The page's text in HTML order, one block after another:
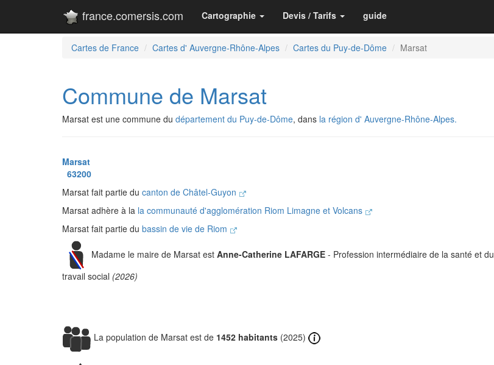
france.comersis.com Cartographie Devis / Tarifs guide
Cartes de France Cartes d' Auvergne-Rhône-Alpes Cartes du Puy-de-Dôme Marsat
Commune de Marsat
Marsat est une commune du département du Puy-de-Dôme, dans la région d' Auvergne-Rhône-Alpes.
Marsat
63200
Marsat fait partie du canton de Châtel-Guyon
Marsat adhère à la la communauté d'agglomération Riom Limagne et Volcans
Marsat fait partie du bassin de vie de Riom
Madame le maire de Marsat est Anne-Catherine LAFARGE - Profession intermédiaire de la santé et du
travail social (2026)
La population de Marsat est de 1452 habitants (2025)